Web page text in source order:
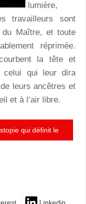
lumière,
travailleurs sont
Maître, et toute
réprimée.
la tête et
celui qui leur dira
leurs ancêtres et
et à l’air libre.
qui définit le